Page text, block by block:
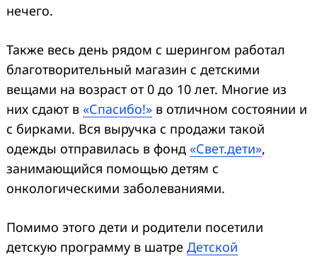
нечего.
Также весь день рядом с шерингом работал
благотворительный магазин с детскими
вещами на возраст от 0 до 10 лет. Многие из
них сдают в «Спасибо!» в отличном состоянии и
с бирками. Вся выручка с продажи такой
одежды отправилась в фонд «Свет.дети»,
занимающийся помощью детям с
онкологическими заболеваниями.
Помимо этого дети и родители посетили
детскую программу в шатре Детской